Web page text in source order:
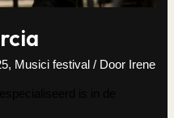
, Musici festival / Door Irene